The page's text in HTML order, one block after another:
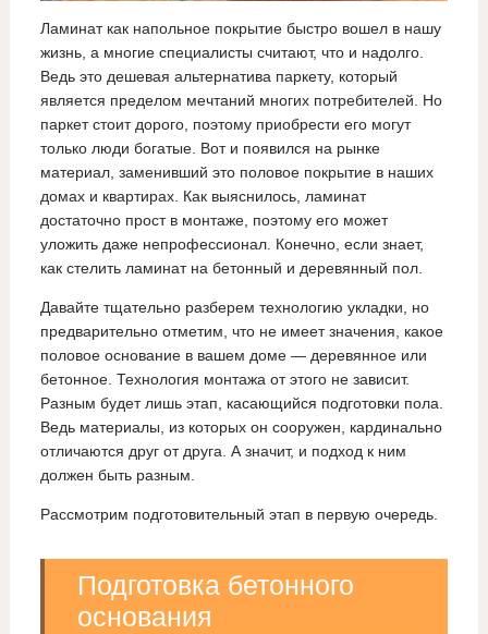
Ламинат как напольное покрытие быстро вошел в нашу
жизнь, а многие специалисты считают, что и надолго.
Ведь это дешевая альтернатива паркету, который
является пределом мечтаний многих потребителей. Но
паркет стоит дорого, поэтому приобрести его могут
только люди богатые. Вот и появился на рынке
материал, заменивший это половое покрытие в наших
домах и квартирах. Как выяснилось, ламинат
достаточно прост в монтаже, поэтому его может
уложить даже непрофессионал. Конечно, если знает,
как стелить ламинат на бетонный и деревянный пол.
Давайте тщательно разберем технологию укладки, но
предварительно отметим, что не имеет значения, какое
половое основание в вашем доме — деревянное или
бетонное. Технология монтажа от этого не зависит.
Разным будет лишь этап, касающийся подготовки пола.
Ведь материалы, из которых он сооружен, кардинально
отличаются друг от друга. А значит, и подход к ним
должен быть разным.
Рассмотрим подготовительный этап в первую очередь.
Подготовка бетонного
основания